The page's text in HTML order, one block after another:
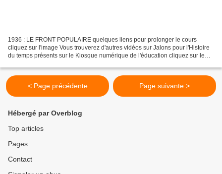
1936 : LE FRONT POPULAIRE quelques liens pour prolonger le cours
cliquez sur l'image Vous trouverez d'autres vidéos sur Jalons pour l'Histoire
du temps présents sur le Kiosque numérique de l'éducation cliquez sur le
< Page précédente Page suivante >
Hébergé par Overblog
Top articles
Pages
Contact